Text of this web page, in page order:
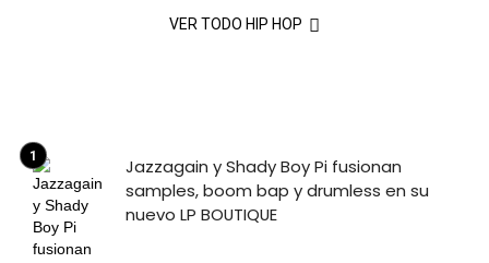
VER TODO HIP HOP
Jazzagain y Shady Boy Pi fusionan
samples, boom bap y drumless en su
nuevo LP BOUTIQUE